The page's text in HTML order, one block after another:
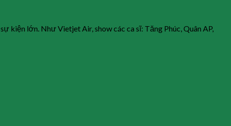
kiện lớn. Như Vietjet Air, show các ca sĩ: Tăng Phúc, Quân AP,